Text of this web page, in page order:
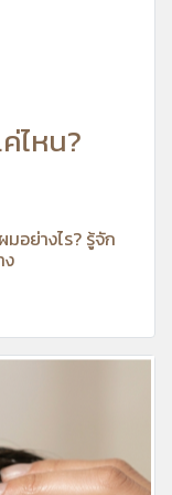
ไหน?
อย่างไร? รู้จัก
ง